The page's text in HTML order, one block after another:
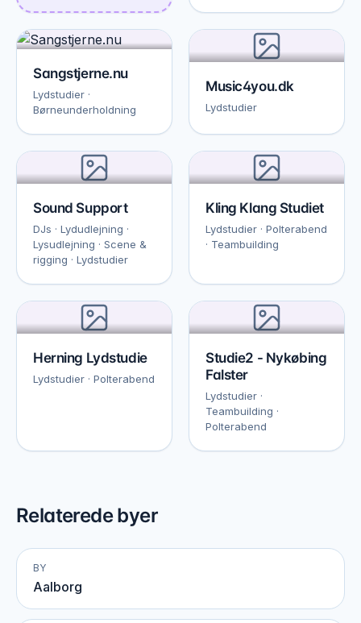
Sangstjerne.nu
Lydstudier ·
Børneunderholdning
Music4you.dk
Lydstudier
Sound Support
DJs · Lydudlejning ·
Lysudlejning · Scene &
rigging · Lydstudier
Kling Klang Studiet
Lydstudier · Polterabend
· Teambuilding
Herning Lydstudie
Lydstudier · Polterabend
Studie2 - Nykøbing
Falster
Lydstudier ·
Teambuilding ·
Polterabend
Relaterede byer
BY
Aalborg